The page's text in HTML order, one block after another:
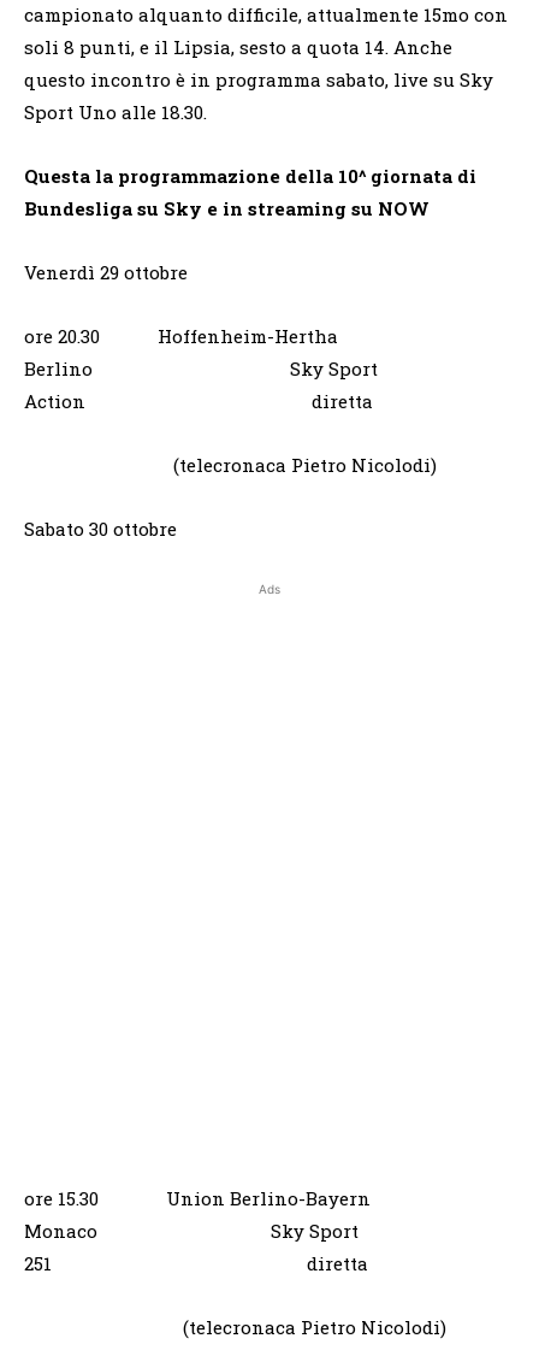
campionato alquanto difficile, attualmente 15mo con
soli 8 punti, e il Lipsia, sesto a quota 14. Anche
questo incontro è in programma sabato, live su Sky
Sport Uno alle 18.30.
Questa la programmazione della 10^ giornata di
Bundesliga su Sky e in streaming su NOW
Venerdì 29 ottobre
ore 20.30 Hoffenheim-Hertha
Berlino Sky Sport
Action diretta
(telecronaca Pietro Nicolodi)
Sabato 30 ottobre
Ads
ore 15.30 Union Berlino-Bayern
Monaco Sky Sport
251 diretta
(telecronaca Pietro Nicolodi)